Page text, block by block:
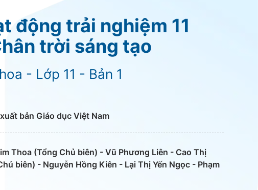
động trải nghiệm 11
trời sáng tạo
- Lớp 11 - Bản 1
bản Giáo dục Việt Nam
Thoa (Tổng Chủ biên) - Vũ Phương Liên - Cao Thị
biên) - Nguyễn Hồng Kiên - Lại Thị Yến Ngọc - Phạm